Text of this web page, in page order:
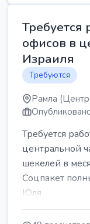
Требуется
офисов в
Израиля
Требуются
Рамла (Центр
Требуется
центральной
шекелей в
Соцпакет
Юля